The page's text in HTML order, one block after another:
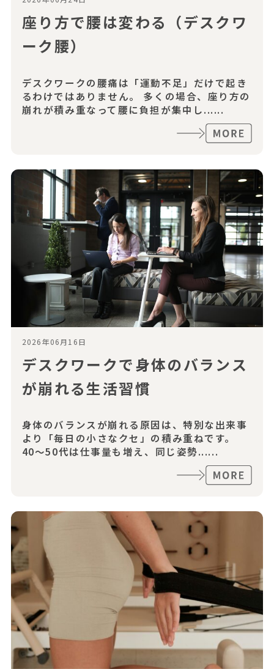
座り方で腰は変わる（デスクワ
ーク腰）
デスクワークの腰痛は「運動不足」だけで起き
るわけではありません。 多くの場合、座り方の
崩れが積み重なって腰に負担が集中し......
2026年06月16日
デスクワークで身体のバランス
が崩れる生活習慣
身体のバランスが崩れる原因は、特別な出来事
より「毎日の小さなクセ」の積み重ねです。
40〜50代は仕事量も増え、同じ姿勢......